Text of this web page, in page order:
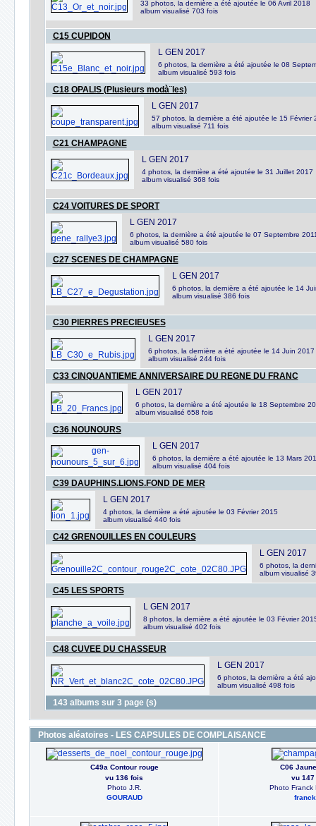
33 photos, la dernière a été ajoutée le 06 Avril 2018
album visualisé 703 fois
C15 CUPIDON
L GEN 2017
6 photos, la dernière a été ajoutée le 08
album visualisé 593 fois
C18 OPALIS (Plusieurs modà¨les)
L GEN 2017
57 photos, la dernière a été ajoutée le 15 Février
album visualisé 711 fois
C21 CHAMPAGNE
L GEN 2017
4 photos, la dernière a été ajoutée le 31 Juillet 2017
album visualisé 368 fois
C24 VOITURES DE SPORT
L GEN 2017
6 photos, la dernière a été ajoutée le 07 Septembre
album visualisé 580 fois
C27 SCENES DE CHAMPAGNE
L GEN 2017
6 photos, la dernière a été ajoutée le 14
album visualisé 386 fois
C30 PIERRES PRECIEUSES
L GEN 2017
6 photos, la dernière a été ajoutée le 14 Juin 2017
album visualisé 244 fois
C33 CINQUANTIEME ANNIVERSAIRE DU REGNE DU FRANC
L GEN 2017
6 photos, la dernière a été ajoutée le 18 Septembre
album visualisé 658 fois
C36 NOUNOURS
L GEN 2017
6 photos, la dernière a été ajoutée le 13 Mars
album visualisé 404 fois
C39 DAUPHINS.LIONS.FOND DE MER
L GEN 2017
4 photos, la dernière a été ajoutée le 03 Février 2015
album visualisé 440 fois
C42 GRENOUILLES EN COULEURS
L GEN 2017
6 photos, la
album visualisé
C45 LES SPORTS
L GEN 2017
8 photos, la dernière a été ajoutée le 03 Février
album visualisé 402 fois
C48 CUVEE DU CHASSEUR
L GEN 2017
6 photos, la dernière a été
album visualisé 498 fois
143 albums sur 3 page (s)
Photos aléatoires - LES CAPSULES DE COMPLAISANCE
C49a Contour rouge
vu 136 fois
Photo J.R.
GOURAUD
C06
vu 147
Photo Franck